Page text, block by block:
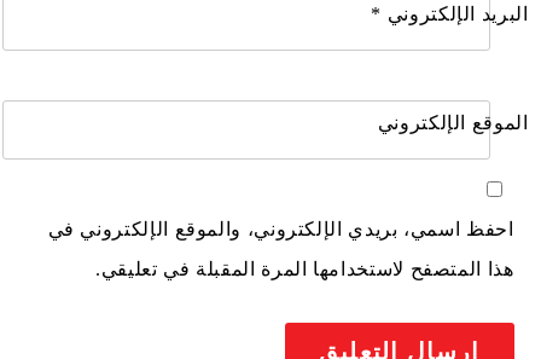
البريد الإلكتروني *
الموقع الإلكتروني
احفظ اسمي، بريدي الإلكتروني، والموقع الإلكتروني في
هذا المتصفح لاستخدامها المرة المقبلة في تعليقي.